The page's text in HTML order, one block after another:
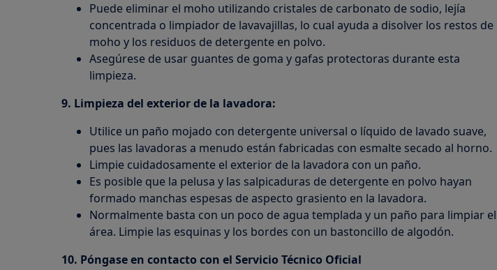
Puede eliminar el moho utilizando cristales de carbonato de sodio, lejía
concentrada o limpiador de lavavajillas, lo cual ayuda a disolver los restos de
moho y los residuos de detergente en polvo.
Asegúrese de usar guantes de goma y gafas protectoras durante esta
limpieza.
9. Limpieza del exterior de la lavadora:
Utilice un paño mojado con detergente universal o líquido de lavado suave,
pues las lavadoras a menudo están fabricadas con esmalte secado al horno.
Limpie cuidadosamente el exterior de la lavadora con un paño.
Es posible que la pelusa y las salpicaduras de detergente en polvo hayan
formado manchas espesas de aspecto grasiento en la lavadora.
Normalmente basta con un poco de agua templada y un paño para limpiar el
área. Limpie las esquinas y los bordes con un bastoncillo de algodón.
10. Póngase en contacto con el Servicio Técnico Oficial